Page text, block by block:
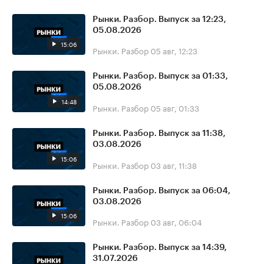
15:06
Рынки. Разбор. Выпуск за 12:23,
05.08.2026
Рынки. Разбор 05 авг, 12:23
14:48
Рынки. Разбор. Выпуск за 01:33,
05.08.2026
Рынки. Разбор 05 авг, 01:33
15:06
Рынки. Разбор. Выпуск за 11:38,
03.08.2026
Рынки. Разбор 03 авг, 11:38
15:06
Рынки. Разбор. Выпуск за 06:04,
03.08.2026
Рынки. Разбор 03 авг, 06:04
Рынки. Разбор. Выпуск за 14:39,
31.07.2026